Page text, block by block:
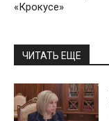
«Крокусе»
ЧИТАТЬ ЕЩЕ